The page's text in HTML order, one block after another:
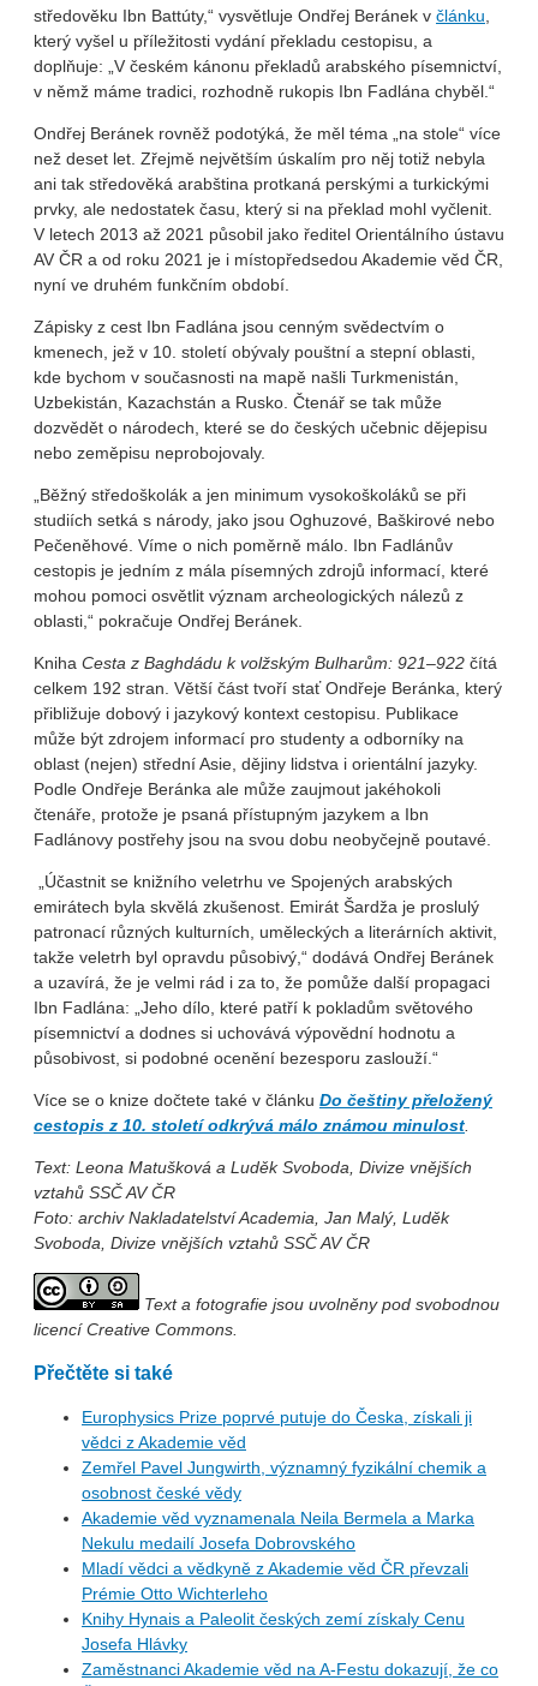
středověku Ibn Battúty,“ vysvětluje Ondřej Beránek v článku
který vyšel u příležitosti vydání překladu cestopisu, a
doplňuje: „V českém kánonu překladů arabského písemnictví,
v němž máme tradici, rozhodně rukopis Ibn Fadlána chyběl.“
Ondřej Beránek rovněž podotýká, že měl téma „na stole“ více
než deset let. Zřejmě největším úskalím pro něj totiž nebyla
ani tak středověká arabština protkaná perskými a turkickými
prvky, ale nedostatek času, který si na překlad mohl vyčlenit.
V letech 2013 až 2021 působil jako ředitel Orientálního ústavu
AV ČR a od roku 2021 je i místopředsedou Akademie věd ČR,
nyní ve druhém funkčním období.
Zápisky z cest Ibn Fadlána jsou cenným svědectvím o
kmenech, jež v 10. století obývaly pouštní a stepní oblasti,
kde bychom v současnosti na mapě našli Turkmenistán,
Uzbekistán, Kazachstán a Rusko. Čtenář se tak může
dozvědět o národech, které se do českých učebnic dějepisu
nebo zeměpisu neprobojovaly.
„Běžný středoškolák a jen minimum vysokoškoláků se při
studiích setká s národy, jako jsou Oghuzové, Baškirové nebo
Pečeněhové. Víme o nich poměrně málo. Ibn Fadlánův
cestopis je jedním z mála písemných zdrojů informací, které
mohou pomoci osvětlit význam archeologických nálezů z
oblasti,“ pokračuje Ondřej Beránek.
Kniha Cesta z Baghdádu k volžským Bulharům: 921–922 čítá
celkem 192 stran. Větší část tvoří stať Ondřeje Beránka, který
přibližuje dobový i jazykový kontext cestopisu. Publikace
může být zdrojem informací pro studenty a odborníky na
oblast (nejen) střední Asie, dějiny lidstva i orientální jazyky.
Podle Ondřeje Beránka ale může zaujmout jakéhokoli
čtenáře, protože je psaná přístupným jazykem a Ibn
Fadlánovy postřehy jsou na svou dobu neobyčejně poutavé.
„Účastnit se knižního veletrhu ve Spojených arabských
emirátech byla skvělá zkušenost. Emirát Šardža je proslulý
patronací různých kulturních, uměleckých a literárních aktivit,
takže veletrh byl opravdu působivý,“ dodává Ondřej Beránek
a uzavírá, že je velmi rád i za to, že pomůže další propagaci
Ibn Fadlána: „Jeho dílo, které patří k pokladům světového
písemnictví a dodnes si uchovává výpovědní hodnotu a
působivost, si podobné ocenění bezesporu zaslouží.“
Více se o knize dočtete také v článku Do češtiny přeložený
cestopis z 10. století odkrývá málo známou minulost
Text: Leona Matušková a Luděk Svoboda, Divize vnějších
vztahů SSČ AV ČR
Foto: archiv Nakladatelství Academia, Jan Malý, Luděk
Svoboda, Divize vnějších vztahů SSČ AV ČR
Text a fotografie jsou uvolněny pod svobodnou
licencí Creative Commons.
Přečtěte si také
Europhysics Prize poprvé putuje do Česka, získali ji
vědci z Akademie věd
Zemřel Pavel Jungwirth, významný fyzikální chemik a
osobnost české vědy
Akademie věd vyznamenala Neila Bermela a Marka
Nekulu medailí Josefa Dobrovského
Mladí vědci a vědkyně z Akademie věd ČR převzali
Prémie Otto Wichterleho
Knihy Hynais a Paleolit českých zemí získaly Cenu
Josefa Hlávky
Zaměstnanci Akademie věd na A-Festu dokazují, že co